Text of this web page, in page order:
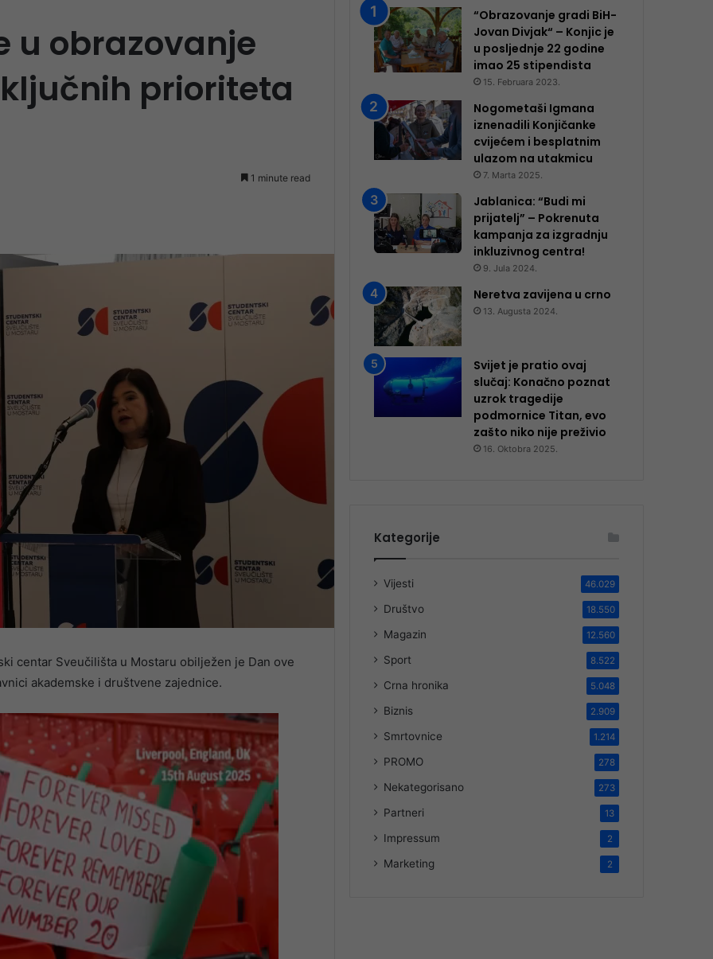
u obrazovanje
prioriteta
1 minute read
centar Sveučilišta u Mostaru obilježen je Dan ove
akademske i društvene zajednice.
“Obrazovanje gradi BiH-
Jovan Divjak“ – Konjic je
u posljednje 22 godine
imao 25 ​​stipendista
15. Februara 2023.
Nogometaši Igmana
iznenadili Konjičanke
cvijećem i besplatnim
ulazom na utakmicu
7. Marta 2025.
Jablanica: “Budi mi
prijatelj” – Pokrenuta
kampanja za izgradnju
inkluzivnog centra!
9. Jula 2024.
Neretva zavijena u crno
13. Augusta 2024.
Svijet je pratio ovaj
slučaj: Konačno poznat
uzrok tragedije
podmornice Titan, evo
zašto niko nije preživio
16. Oktobra 2025.
Kategorije
Vijesti 46.029
Društvo 18.550
Magazin 12.560
Sport 8.522
Crna hronika 5.048
Biznis 2.909
Smrtovnice 1.214
PROMO 278
Nekategorisano 273
Partneri 13
Impressum 2
Marketing 2